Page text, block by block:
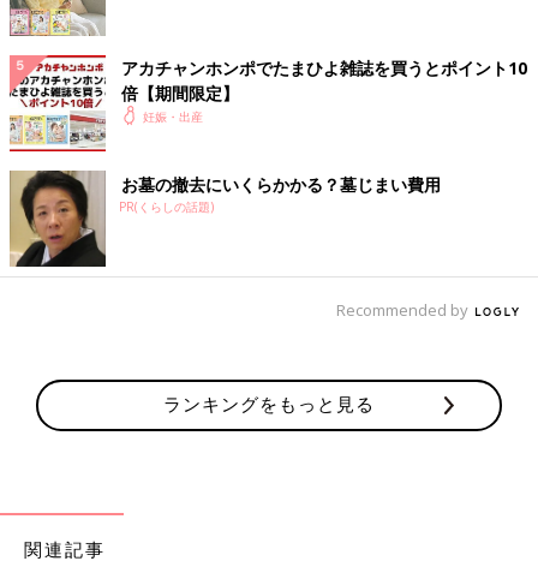
の関係がどんどん深まっている感じがして、それがまたうれしく
て。私の負担が減るように、夫が息子の面倒をよく見てくれるん
ですが、息子もパパのことが大好きで、パパの顔を見ると自然と
ニコ〜ッと笑顔になるんです。2人で仲良くじゃれ合っているこ
とが増えて、その姿に癒やされています。私の入院中、2人は全
然平気で、私だけ寂しくて泣いちゃったらどうしよう（笑）。
『ママと赤ちゃんにも、ちゃんと会いに来て』と言っておかない
とですね」
撮影／藤原 宏（Pygmy Company） スタイリング／柴田一宏
（DRAGON FRUIT） ヘアメイク／山口理沙（＋nine） 取材・
きに上の子と離れるのが心配…でも、夫
は今から張りきっている様子！」
現在第2子を妊娠中の高橋ユウさんに、妊娠7カ
月のときにインタビュー。第1子のときの妊娠
いつお産が始まってもいいように、着々と準備を進めている様子
が伝わってきました。もうすぐ出産の妊婦さんは、高橋さんのよ
アカチャンホンポでたまひよ雑誌を買うとポイント10
倍【期間限定】
妊娠・出産
お墓の撤去にいくらかかる？墓じまい費用
PR(くらしの話題)
Recommended by
ランキングをもっと見る
関連記事